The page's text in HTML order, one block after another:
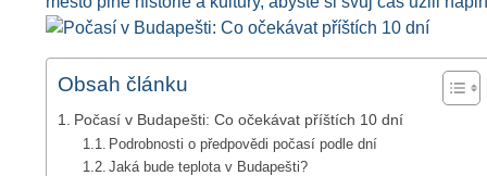
Obsah článku
Počasí v Budapešti: Co očekávat příštích 10 dní
Podrobnosti o předpovědi počasí podle dní
Jaká bude teplota v Budapešti?